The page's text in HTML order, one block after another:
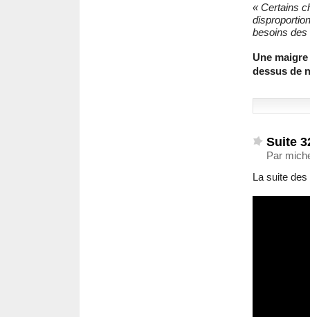
« Certains
besoins des
Une
dessus de
Suite
Par
La suite